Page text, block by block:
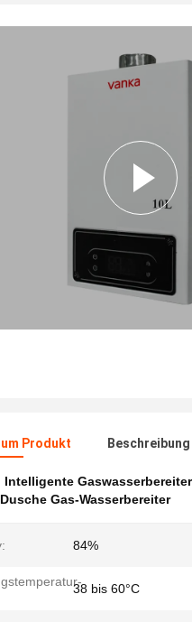
Produkt
Intelligente Gaswasserbereiter
Gas-Wasserbereiter
84%
38 bis 60°C